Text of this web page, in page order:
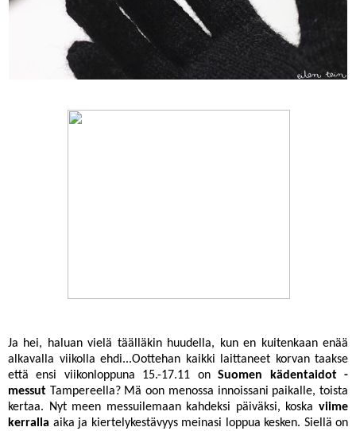
Ja hei, haluan vielä täälläkin huudella, kun en kuitenkaan enää
alkavalla viikolla ehdi...Oottehan kaikki laittaneet korvan taakse
että ensi viikonloppuna 15.-17.11 onSuomen kädentaidot -
messut Tampereella? Mä oon menossa innoissani paikalle, toista
kertaa. Nyt meen messuilemaan kahdeksi päiväksi, koska viime
kerralla aika ja kiertelykestävyys meinasi loppua kesken. Siellä on